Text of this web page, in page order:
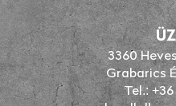
3360
Grabarics
Tel.: +36